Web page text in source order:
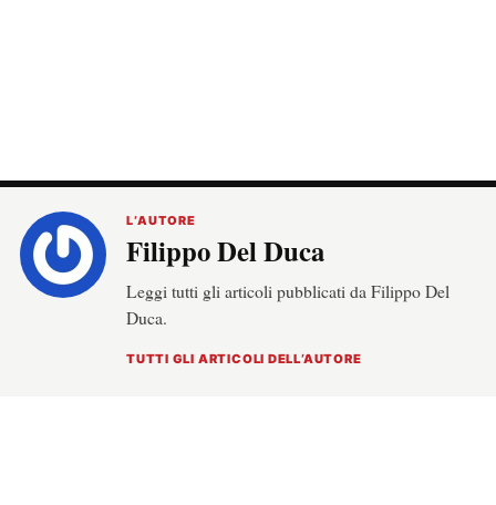
L’AUTORE
Filippo Del Duca
Leggi tutti gli articoli pubblicati da Filippo Del
Duca.
TUTTI GLI ARTICOLI DELL’AUTORE